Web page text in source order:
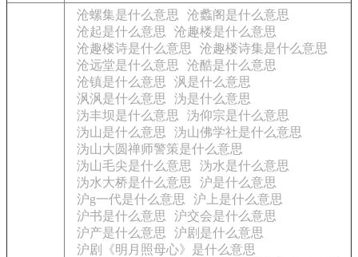
沧螺集是什么意思
沧蠡阁是什么意思
沧起是什么意思
沧趣楼是什么意思
沧趣楼诗是什么意思
沧趣楼诗集是什么意思
沧远堂是什么意思
沧酷是什么意思
沧镇是什么意思
沨是什么意思
沨沨是什么意思
沩是什么意思
沩丰坝是什么意思
沩仰宗是什么意思
沩山是什么意思
沩山佛学社是什么意思
沩山大圆禅师警策是什么意思
沩山毛尖是什么意思
沩水是什么意思
沩水大桥是什么意思
沪是什么意思
沪g一代是什么意思
沪上是什么意思
沪书是什么意思
沪交会是什么意思
沪产是什么意思
沪剧是什么意思
沪剧《明月照母心》是什么意思